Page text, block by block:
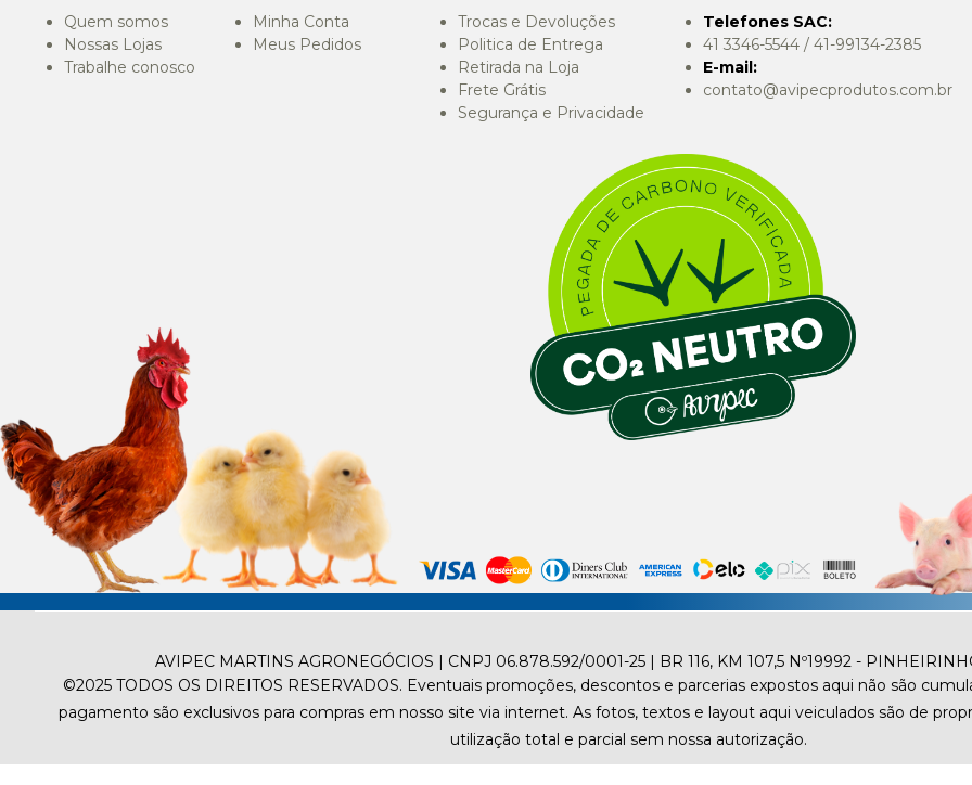
Quem somos
Nossas Lojas
Trabalhe conosco
Minha Conta
Meus Pedidos
Trocas e Devoluções
Politica de Entrega
Retirada na Loja
Frete Grátis
Segurança e Privacidade
Telefones SAC:
41 3346-5544 / 41-99134-2385
E-mail:
contato@avipecprodutos.com.br
AVIPEC MARTINS AGRONEGÓCIOS | CNPJ 06.878.592/0001-25 | BR 116, KM 107,5 Nº19992 -
©2025 TODOS OS DIREITOS RESERVADOS. Eventuais promoções, descontos e parcerias expostos aqui não são
pagamento são exclusivos para compras em nosso site via internet. As fotos, textos e layout aqui veiculados são de
utilização total e parcial sem nossa autorização.